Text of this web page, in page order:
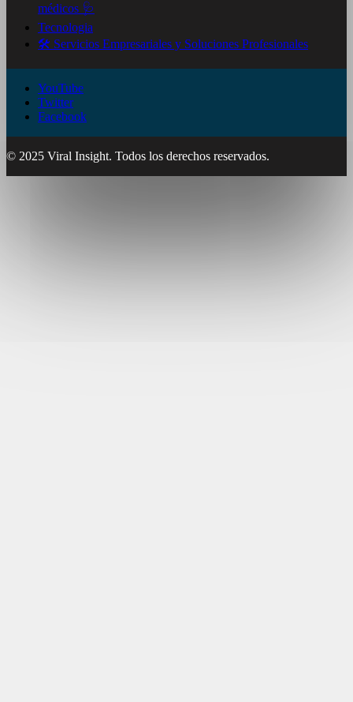
médicos 🩺
Tecnologia
🛠️ Servicios Empresariales y Soluciones Profesionales
YouTube
Twitter
Facebook
© 2025 Viral Insight. Todos los derechos reservados.